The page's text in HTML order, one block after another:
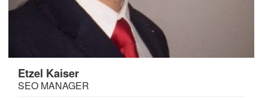
Etzel Kaiser
SEO MANAGER